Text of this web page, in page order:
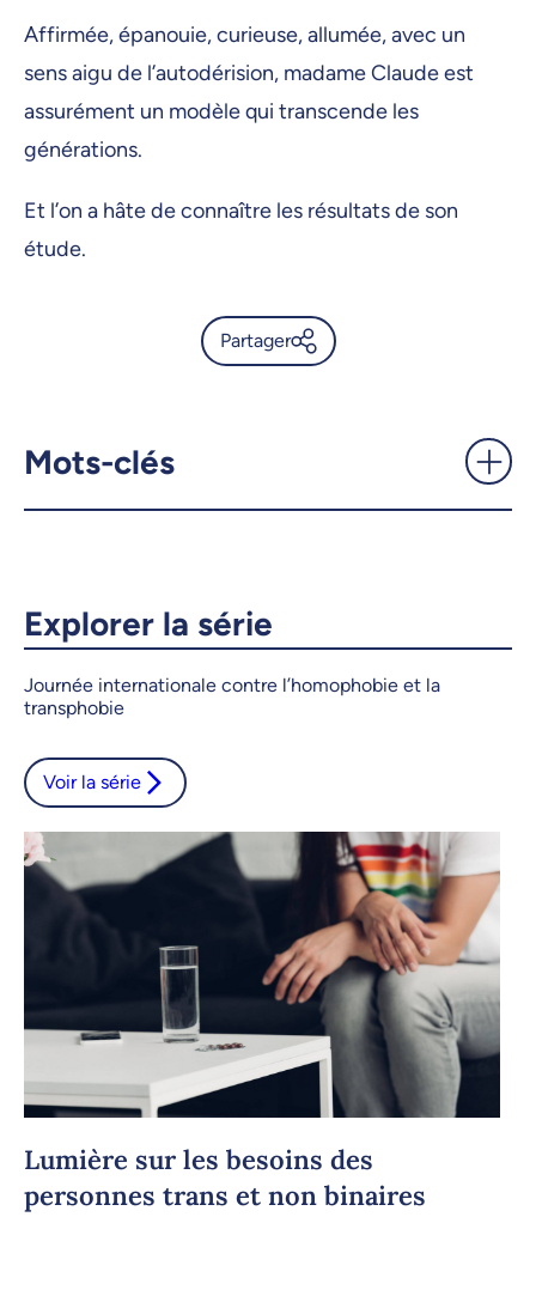
Affirmée, épanouie, curieuse, allumée, avec un
sens aigu de l’autodérision, madame Claude est
assurément un modèle qui transcende les
générations.
Et l’on a hâte de connaître les résultats de son
étude.
Partager
Copier le lien
Mots-clés
Explorer la série
Journée internationale contre l’homophobie et la
transphobie
Voir la série
Lumière sur les besoins des
personnes trans et non binaires